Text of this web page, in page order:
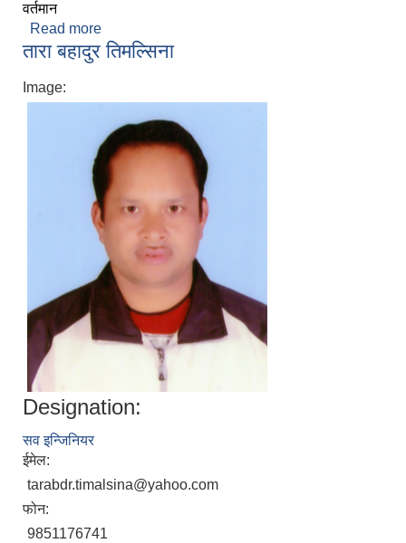
वर्तमान
Read more
तारा बहादुर तिमल्सिना
Image:
Designation:
सव इन्जिनियर
ईमेल:
tarabdr.timalsina@yahoo.com
फोन:
9851176741